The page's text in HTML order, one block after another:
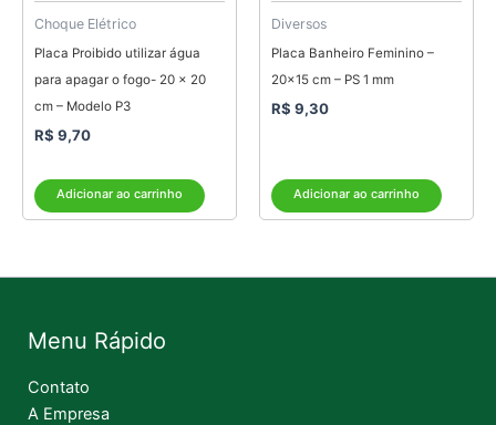
Choque Elétrico
Placa Proibido utilizar água
para apagar o fogo- 20 x 20
cm – Modelo P3
R$ 9,70
Adicionar ao carrinho
Diversos
Placa Banheiro Feminino –
20×15 cm – PS 1 mm
R$ 9,30
Adicionar ao carrinho
Menu Rápido
Contato
A Empresa